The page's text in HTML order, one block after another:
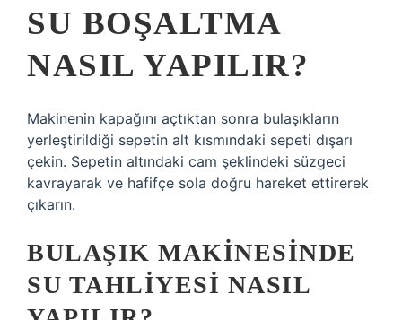
SU BOŞALTMA
NASIL YAPILIR?
Makinenin kapağını açtıktan sonra bulaşıkların
yerleştirildiği sepetin alt kısmındaki sepeti dışarı
çekin. Sepetin altındaki cam şeklindeki süzgeci
kavrayarak ve hafifçe sola doğru hareket ettirerek
çıkarın.
BULAŞIK MAKINESINDE
SU TAHLIYESI NASIL